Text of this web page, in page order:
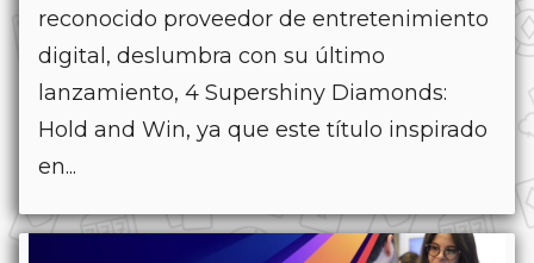
reconocido proveedor de entretenimiento
digital, deslumbra con su último
lanzamiento, 4 Supershiny Diamonds:
Hold and Win, ya que este título inspirado
en...